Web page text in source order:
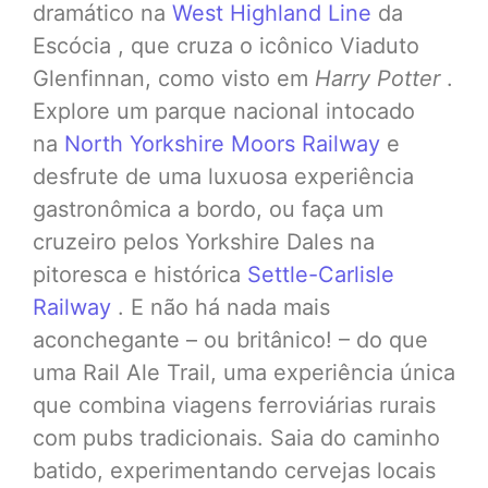
dramático na West Highland Line da
Escócia , que cruza o icônico Viaduto
Glenfinnan, como visto em Harry Potter.
Explore um parque nacional intocado
na North Yorkshire Moors Railway e
desfrute de uma luxuosa experiência
gastronômica a bordo, ou faça um
cruzeiro pelos Yorkshire Dales na
pitoresca e histórica Settle-Carlisle
Railway . E não há nada mais
aconchegante – ou britânico! – do que
uma Rail Ale Trail, uma experiência única
que combina viagens ferroviárias rurais
com pubs tradicionais. Saia do caminho
batido, experimentando cervejas locais